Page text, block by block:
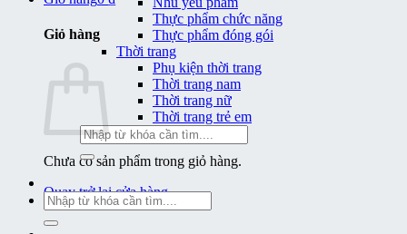
Giỏ hàng
Chưa có sản phẩm trong giỏ hàng.
Quay trở lại cửa hàng
Thực phẩm chức năng
Thực phẩm đóng gói
Thời trang
Phụ kiện thời trang
Thời trang nam
Thời trang nữ
Thời trang trẻ em
Tìm
kiếm:
Tìm
kiếm: